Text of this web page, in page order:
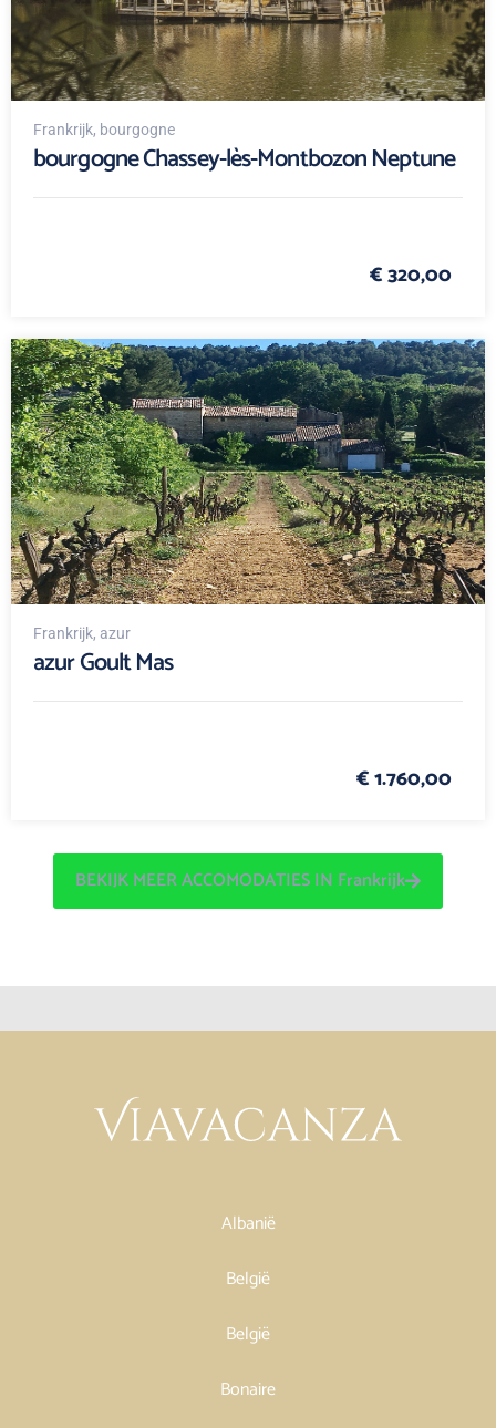
Frankrijk, bourgogne
bourgogne Chassey-lès-Montbozon Neptune
€ 320,00
Frankrijk, azur
azur Goult Mas
€ 1.760,00
BEKIJK MEER ACCOMODATIES IN Frankrijk
Albanië
België
België
Bonaire